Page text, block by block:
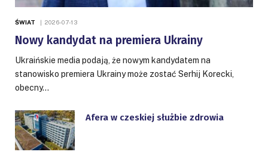
ŚWIAT 2026-07-13
Nowy kandydat na premiera Ukrainy
Ukraińskie media podają, że nowym kandydatem na
stanowisko premiera Ukrainy może zostać Serhij Korecki,
obecny…
Afera w czeskiej służbie zdrowia